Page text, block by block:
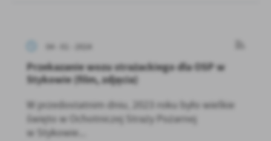
04 - 01 - 2024
Przekazanie wozu strażackiego dla OSP w
Stykowie (film, zdjęcia)
W przedostatnim dniu, 2023 roku było wielkie
święto w Ochotniczej Straży Pożarnej
w Stykowie...